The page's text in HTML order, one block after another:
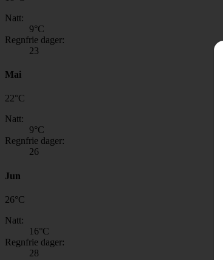
Natt:
9°C
Regnfrie dager:
23
Mai
22°C
Natt:
9°C
Regnfrie dager:
26
Jun
26°C
Natt:
16°C
Regnfrie dager:
28